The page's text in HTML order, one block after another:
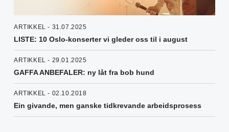
ARTIKKEL - 31.07.2025
LISTE: 10 Oslo-konserter vi gleder oss til i august
ARTIKKEL - 29.01.2025
GAFFA ANBEFALER: ny låt fra bob hund
ARTIKKEL - 02.10.2018
Ein givande, men ganske tidkrevande arbeidsprosess